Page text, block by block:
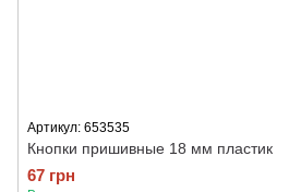
Артикул: 653535
Кнопки пришивные 18 мм пластик
67 грн